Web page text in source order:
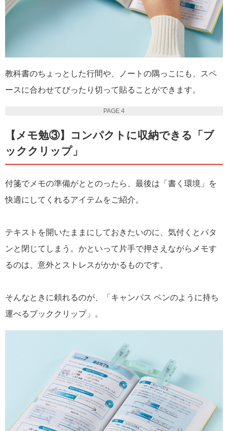
教科書のちょっとした行間や、ノートの隅っこにも、スペ
ースに合わせてぴったり切って貼ることができます。
PAGE 4
【メモ勉③】コンパクトに収納できる「ブ
ッククリップ」
付箋でメモの準備がととのったら、最後は「書く環境」を
快適にしてくれるアイテムをご紹介。
テキストを開いたままにしておきたいのに、気付くとパタ
ンと閉じてしまう。かといって片手で押さえながらメモす
るのは、意外とストレスがかかるものです。
そんなときに頼れるのが、「キャンパス ペンのように持ち
運べるブッククリップ」。